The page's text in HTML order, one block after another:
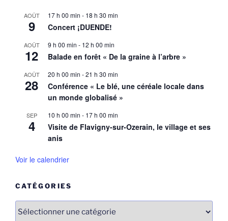
AOÛT
9
17 h 00 min - 18 h 30 min
Concert ¡DUENDE!
AOÛT
12
9 h 00 min - 12 h 00 min
Balade en forêt « De la graine à l’arbre »
AOÛT
28
20 h 00 min -21 h 30 min
Conférence « Le blé, une céréale locale dans
un monde globalisé »
SEP
4
10 h 00 min - 17 h 00 min
Visite de Flavigny-sur-Ozerain, le village et ses
anis
Voir le calendrier
CATÉGORIES
Catégories